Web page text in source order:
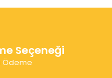
Seçeneği
Ödeme